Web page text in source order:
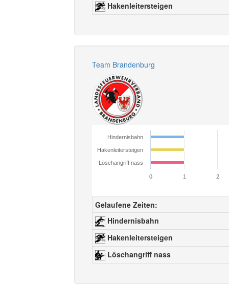
Hakenleitersteigen
Team Brandenburg
Hindernisbahn
Hakenleitersteigen
Löschangriff nass
0 1 2
Gelaufene Zeiten:
Hindernisbahn
Hakenleitersteigen
Löschangriff nass